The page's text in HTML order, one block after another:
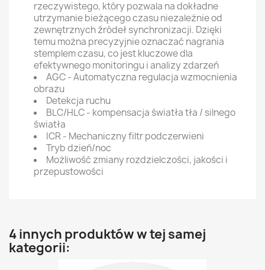
rzeczywistego, który pozwala na dokładne
utrzymanie bieżącego czasu niezależnie od
zewnętrznych źródeł synchronizacji. Dzięki
temu można precyzyjnie oznaczać nagrania
stemplem czasu, co jest kluczowe dla
efektywnego monitoringu i analizy zdarzeń
AGC - Automatyczna regulacja wzmocnienia
obrazu
Detekcja ruchu
BLC/HLC - kompensacja światła tła / silnego
światła
ICR - Mechaniczny filtr podczerwieni
Tryb dzień/noc
Możliwość zmiany rozdzielczości, jakości i
przepustowości
4 innych produktów w tej samej
kategorii: